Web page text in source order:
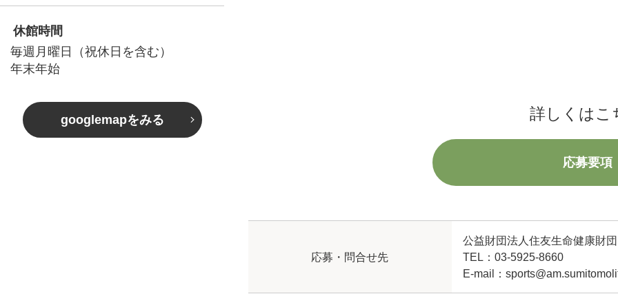
休館時間
毎週月曜日（祝休日を含む）
年末年始
googlemapをみる 詳しくはこ
応募要項
応募・問合せ先
公益財団法人住友生命健康財
TEL：03-5925-8660
E-mail：